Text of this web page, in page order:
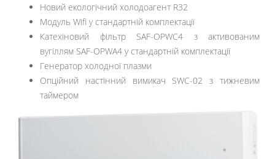
Новий екологічний холодоагент R32
Модуль Wifi у стандартній комплектації
Катехіновий фільтр SAF-OPWC4 з активованим
вугіллям SAF-OPWA4 у стандартній комплектації
Генератор холодної плазми
Опційний настінний вимикач SWC-02 з тижневим
таймером